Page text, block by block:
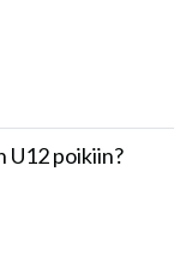
U12 poikiin?